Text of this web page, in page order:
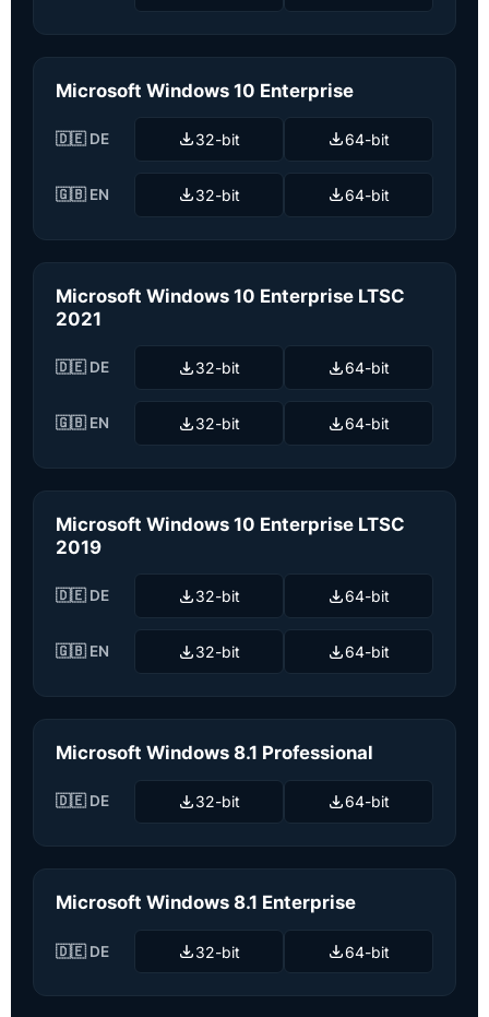
Microsoft Windows 10 Enterprise
🇩🇪 DE 32-bit 64-bit
🇬🇧 EN 32-bit 64-bit
Microsoft Windows 10 Enterprise LTSC
2021
🇩🇪 DE 32-bit 64-bit
🇬🇧 EN 32-bit 64-bit
Microsoft Windows 10 Enterprise LTSC
2019
🇩🇪 DE 32-bit 64-bit
🇬🇧 EN 32-bit 64-bit
Microsoft Windows 8.1 Professional
🇩🇪 DE 32-bit 64-bit
Microsoft Windows 8.1 Enterprise
🇩🇪 DE 32-bit 64-bit